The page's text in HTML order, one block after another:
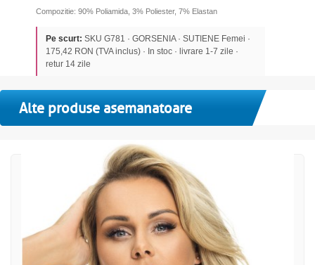
Compozitie: 90% Poliamida, 3% Poliester, 7% Elastan
Pe scurt: SKU G781 · GORSENIA · SUTIENE Femei ·
175,42 RON (TVA inclus) · In stoc · livrare 1-7 zile ·
retur 14 zile
Alte produse asemanatoare